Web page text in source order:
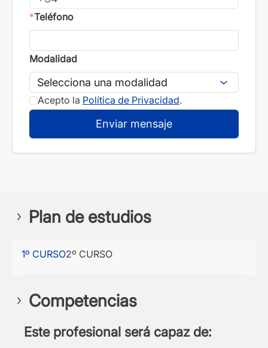
*Teléfono
Modalidad
Acepto la Política de Privacidad.
Plan de estudios
1º CURSO2º CURSO
Competencias
Este profesional será capaz de: